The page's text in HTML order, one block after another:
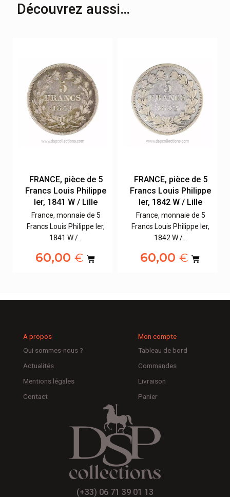
Découvrez aussi…
FRANCE, pièce de 5
Francs Louis Philippe
Ier, 1841 W / Lille
France, monnaie de 5
Francs Louis Philippe Ier,
1841 W /…
60,00 €
FRANCE, pièce de 5
Francs Louis Philippe
Ier, 1842 W / Lille
France, monnaie de 5
Francs Louis Philippe Ier,
1842 W /…
60,00 €
A propos
Qui sommes-nous ?
Actualités
Mentions légales
Contact
Mon compte
Tableau de bord
Commandes
Livraison
Panier
(+33) 06 71 39 01 13